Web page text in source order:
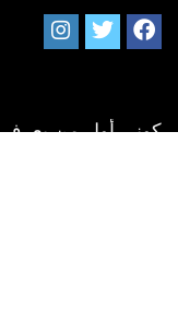
كوني أول من يعرف